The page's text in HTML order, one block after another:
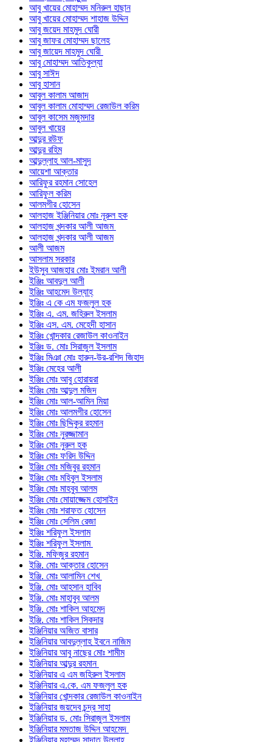
আবু খায়ের মোহাম্মদ মনিরুল হাছান
আবু খায়ের মোহাম্মদ শাহাজ উদ্দিন
আবু জয়েদ মাহমুদ ঘোরী
আবু জাফর মোহাম্মদ ছালেহ
আবু জায়েদ মাহমুদ ঘোরী
আবু মোহাম্মদ আতিকুল্যা
আবু সাঈদ
আবু হাসান
আবুল কালাম আজাদ
আবুল কালাম মোহাম্মদ রেজাউল করিম
আবুল কাসেম মজুমদার
আবুল খায়ের
আব্দুর রউফ
আব্দুর রহিম
আব্দুল্লাহ আল-মাসুদ
আয়েশা আক্তার
আরিফুর রহমান সোহেল
আরিফুল করিম
আলমগীর হোসেন
আলহাজ ইঞ্জিনিয়ার মোঃ নূরুল হক
আলহাজ খন্দকার আলী আজম
আলহাজ খন্দকার আলী আজম
আলী আজম
আসলাম সরকার
ইউসুব আজহার মোঃ ইমরান আলী
ইঞ্জিঃ আবদুল আলী
ইঞ্জিঃ আহমেদ উল্যাহ্
ইঞ্জিঃ এ কে এম ফজলুল হক
ইঞ্জিঃ এ. এম. জহিরুল ইসলাম
ইঞ্জিঃ এস. এম. মেহেদী হাসান
ইঞ্জিঃ খোন্দকার রেজাউল কাওনাইন
ইঞ্জিঃ ড. মোঃ সিরাজুল ইসলাম
ইঞ্জিঃ মিঞা মোঃ হারুন-উর-রশিদ জিহাদ
ইঞ্জিঃ মেহের আলী
ইঞ্জিঃ মোঃ আবু হোরায়রা
ইঞ্জিঃ মোঃ আব্দুল মজিদ
ইঞ্জিঃ মোঃ আল-আমিন মিয়া
ইঞ্জিঃ মোঃ আলমগীর হোসেন
ইঞ্জিঃ মোঃ ছিদ্দিকুর রহমান
ইঞ্জিঃ মোঃ নুরজ্জামান
ইঞ্জিঃ মোঃ নুরুল হক
ইঞ্জিঃ মোঃ ফরিদ উদ্দিন
ইঞ্জিঃ মোঃ মজিবুর রহমান
ইঞ্জিঃ মোঃ মহিবুল ইসলাম
ইঞ্জিঃ মোঃ মাহবুব আলম
ইঞ্জিঃ মোঃ মোয়াজ্জেম হোসাইন
ইঞ্জিঃ মোঃ শরাফত হোসেন
ইঞ্জিঃ মোঃ সেলিম রেজা
ইঞ্জিঃ শরিফুল ইসলাম
ইঞ্জিঃ শরিফুল ইসলাম
ইঞ্জি. মফিজুর রহমান
ইঞ্জি. মোঃ আক্তার হোসেন
ইঞ্জি. মোঃ আলামিন শেখ
ইঞ্জি. মোঃ আহসান হাবিব
ইঞ্জি. মোঃ মাহাবুব আলম
ইঞ্জি. মোঃ শাকিল আহমেদ
ইঞ্জি. মোঃ শাকিল সিকদার
ইঞ্জিনিয়ার অজিত বাসার
ইঞ্জিনিয়ার আবদুল্লাহ ইবনে নাজিম
ইঞ্জিনিয়ার আবু নাছের মোঃ শামীম
ইঞ্জিনিয়ার আব্দুর রহমান
ইঞ্জিনিয়ার এ এম জহিরুল ইসলাম
ইঞ্জিনিয়ার এ.কে. এম ফজলুল হক
ইঞ্জিনিয়ার খোন্দকার রেজাউল কাওনাইন
ইঞ্জিনিয়ার জয়দেব চন্দ্র সাহা
ইঞ্জিনিয়ার ড. মোঃ সিরাজুল ইসলাম
ইঞ্জিনিয়ার মমতাজ উদ্দিন আহমেদ
ইঞ্জিনিয়ার মুহাম্মদ সাদাত উল্লাহ